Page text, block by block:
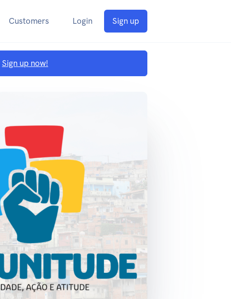
Customers Login Sign up
Sign up now!